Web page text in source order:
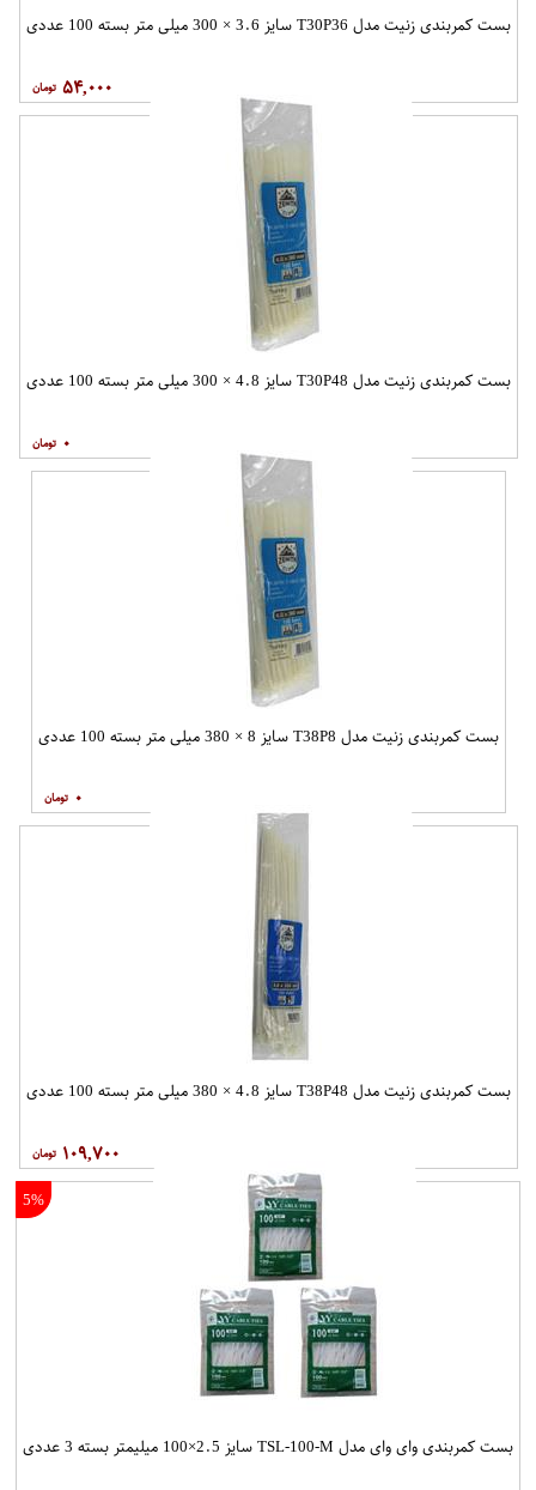
بست کمربندی زنیت مدل T30P36 سایز 3.6 × 300 میلی متر بسته 100 عددی
۵۴,۰۰۰
بست کمربندی زنیت مدل T30P48 سایز 4.8 × 300 میلی متر بسته 100 عددی
۰
بست کمربندی زنیت مدل T38P8 سایز 8 × 380 میلی متر بسته 100 عددی
۰
بست کمربندی زنیت مدل T38P48 سایز 4.8 × 380 میلی متر بسته 100 عددی
۱۰۹,۷۰۰
5%
بست کمربندی وای وای مدل TSL-100-M سایز 2.5×100 میلیمتر بسته 3 عددی